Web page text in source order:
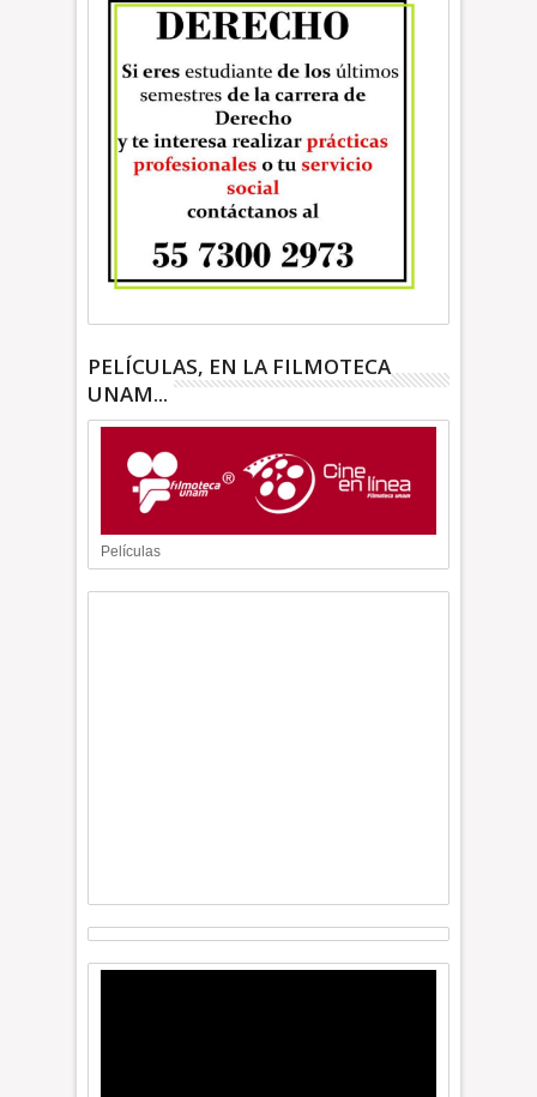
PELÍCULAS, EN LA FILMOTECA
UNAM...
Películas